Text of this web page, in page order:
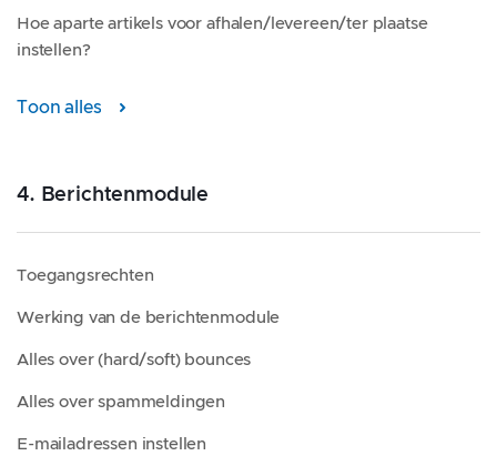
Hoe aparte artikels voor afhalen/levereen/ter plaatse
instellen?
Toon alles
4. Berichtenmodule
Toegangsrechten
Werking van de berichtenmodule
Alles over (hard/soft) bounces
Alles over spammeldingen
E-mailadressen instellen